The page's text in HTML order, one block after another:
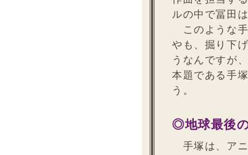
ルの中で冨田
このような手
やも、掘り下
うなんですが
本題である手
う。
◎地球最後
手塚は、アニ